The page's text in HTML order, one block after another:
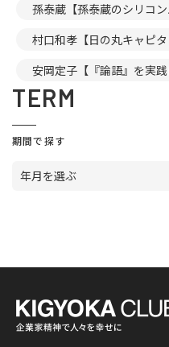
孫泰蔵【孫泰蔵のシリコン
村口和孝【日の丸キャピタ
安岡定子【『論語』を実践
TERM
期間で探す
年月を選ぶ